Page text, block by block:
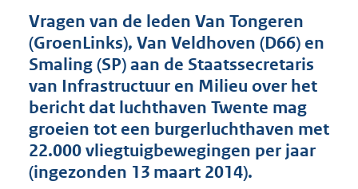
d
s
g
r
o
t
t
e
:
Vragen van de leden Van Tongeren
(GroenLinks), Van Veldhoven (D66) en
Smaling (SP) aan de Staatssecretaris
van Infrastructuur en Milieu over het
bericht dat luchthaven Twente mag
groeien tot een burgerluchthaven met
22.000 vliegtuigbewegingen per jaar
(ingezonden 13 maart 2014).